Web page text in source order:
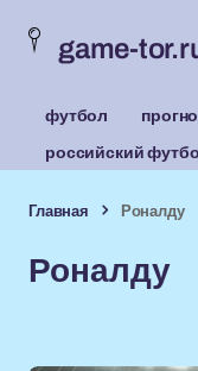
game-
футбол
российский
Главная Роналду
Роналду